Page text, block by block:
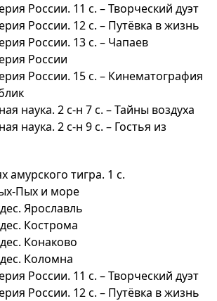
России. 11 с. – Творческий дуэт
России. 12 с. – Путёвка в жизнь
России. 13 с. – Чапае
России
России. 15 с. – Кинематография
наука. 2 с-н 7 с. – Тайны воздуха
наука. 2 с-н 9 с. – Гостья из
тигра. 1 с.
Пых и море
Ярославль
Кострома
Конаково
Коломна
России. 11 с. – Творческий дуэт
России. 12 с. – Путёвка в жизнь